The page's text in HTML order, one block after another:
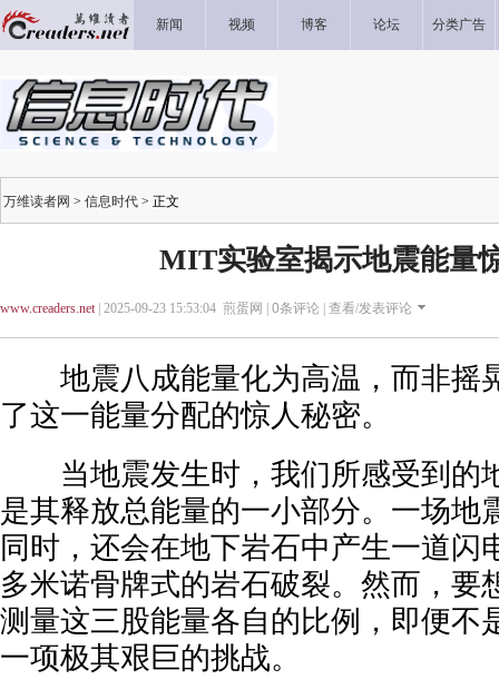
新闻 视频 博客 论坛 分类广告
万维读者网 > 信息时代 > 正文
MIT实验室揭示地震能量
www.creaders.net| 2025-09-23 15:53:04 煎蛋网 | 0条评论 | 查看/发表评论
地震八成能量化为高温，而非摇
了这一能量分配的惊人秘密。
当地震发生时，我们所感受到的
是其释放总能量的一小部分。一场地
同时，还会在地下岩石中产生一道闪
多米诺骨牌式的岩石破裂。然而，要
测量这三股能量各自的比例，即便不
一项极其艰巨的挑战。